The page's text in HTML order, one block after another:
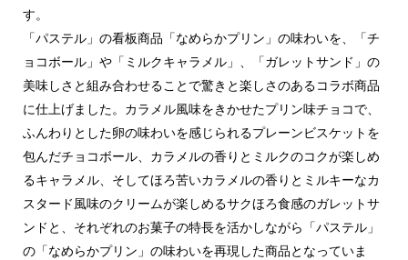
す。
「パステル」の看板商品「なめらかプリン」の味わいを、「チ
ョコボール」や「ミルクキャラメル」、「ガレットサンド」の
美味しさと組み合わせることで驚きと楽しさのあるコラボ商品
に仕上げました。カラメル風味をきかせたプリン味チョコで、
ふんわりとした卵の味わいを感じられるプレーンビスケットを
包んだチョコボール、カラメルの香りとミルクのコクが楽しめ
るキャラメル、そしてほろ苦いカラメルの香りとミルキーなカ
スタード風味のクリームが楽しめるサクほろ食感のガレットサ
ンドと、それぞれのお菓子の特長を活かしながら「パステル」
の「なめらかプリン」の味わいを再現した商品となっていま